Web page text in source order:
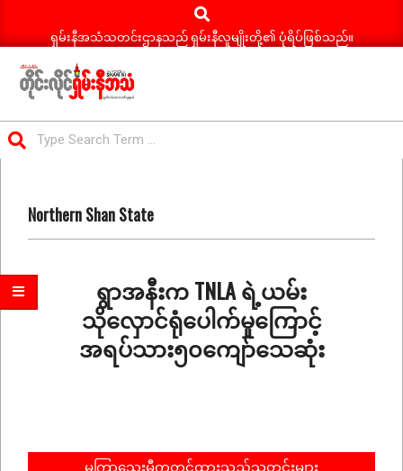
Search
ရှမ်းနီအသံသတင်းဌာနသည် ရှမ်းနီလူမျိုးတို့၏ ပုံရိပ်ဖြစ်သည်။
ရှမ်း
နီ
သတင်း
MenuNorthern Shan State
ရွာအနီးက TNLA ရဲ့ယမ်း
သိုလှောင်ရုံပေါက်မှုကြောင့်
အရပ်သား၅၀ကျော်သေဆုံး
မကြာသေးမှီကတင်ထားသည့်သတင်းများ